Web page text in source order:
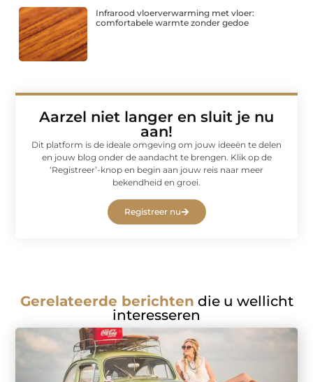
Infrarood vloerverwarming met vloer:
comfortabele warmte zonder gedoe
Aarzel niet langer en sluit je nu
aan!
Dit platform is de ideale omgeving om jouw ideeën te delen
en jouw blog onder de aandacht te brengen. Klik op de
‘Registreer’-knop en begin aan jouw reis naar meer
bekendheid en groei.
Registreer nu
Gerelateerde berichten die u wellicht
interesseren